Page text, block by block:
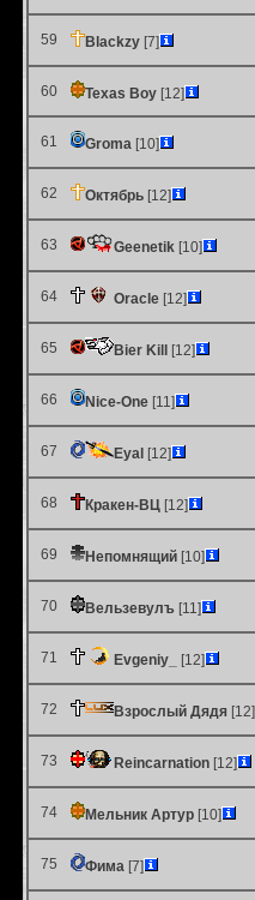
59 Blackzy [7]
60 Texas Boy [12]
61 Groma [10]
62 Октябрь [12]
63 Geenetik [10]
64 Oracle [12]
65 Bier Kill [12]
66 Nice-One [11]
67 Eyal [12]
68 Кракен-ВЦ [12]
69 Непомнящий [10]
70 Вельзевулъ [11]
71 Evgeniy_ [12]
72 Взрослый Дядя [12]
73 Reincarnation [12]
74 Мельник Артур [10]
75 Фима [7]